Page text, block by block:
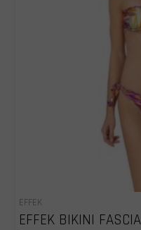
EFFEK
EFFEK BIKINI